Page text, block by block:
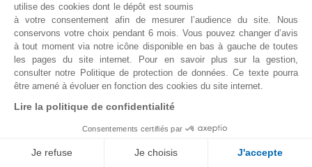
is associated with severe
maternal morbidity of preterm
cesarean delivery. J Gynecol
Obstet Hum Reprod. 2020 Apr
23:101764. (IF: 0.87)
25. Tosello B, Garbi A, Blanc J,
Lorthe E, Foix-L'Hélias L,
D'Ercole C, Winer N, Subtil D,
utilise des cookies dont le dépôt est soumis
à votre consentement afin de mesurer l’audience du site. Nous
conservons votre choix pendant 6 mois. Vous pouvez changer d’avis
à tout moment via notre icône disponible en bas à gauche de toutes
les pages du site internet. Pour en savoir plus sur la gestion,
consulter notre Politique de protection de données. Ce texte pourra
être amené à évoluer en fonction des cookies du site internet.
Lire la politique de confidentialité
Consentements certifiés par
Je refuse Je choisis J'accepte